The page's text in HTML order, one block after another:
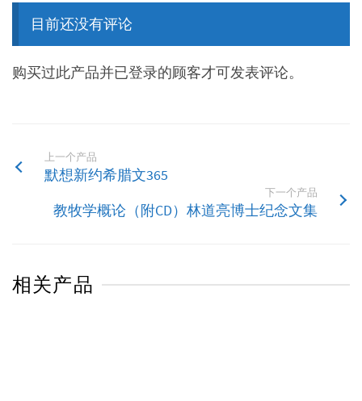
目前还没有评论
购买过此产品并已登录的顾客才可发表评论。
上一个产品
默想新约希腊文365
下一个产品
教牧学概论（附CD）林道亮博士纪念文集
相关产品